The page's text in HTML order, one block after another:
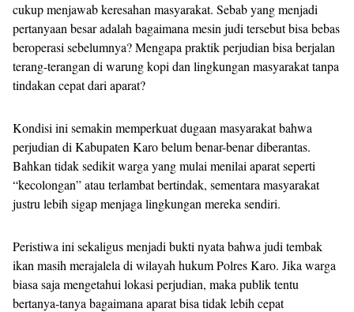
cukup menjawab keresahan masyarakat. Sebab yang menjadi
pertanyaan besar adalah bagaimana mesin judi tersebut bisa bebas
beroperasi sebelumnya? Mengapa praktik perjudian bisa berjalan
terang-terangan di warung kopi dan lingkungan masyarakat tanpa
tindakan cepat dari aparat?
Kondisi ini semakin memperkuat dugaan masyarakat bahwa
perjudian di Kabupaten Karo belum benar-benar diberantas.
Bahkan tidak sedikit warga yang mulai menilai aparat seperti
“kecolongan” atau terlambat bertindak, sementara masyarakat
justru lebih sigap menjaga lingkungan mereka sendiri.
Peristiwa ini sekaligus menjadi bukti nyata bahwa judi tembak
ikan masih merajalela di wilayah hukum Polres Karo. Jika warga
biasa saja mengetahui lokasi perjudian, maka publik tentu
bertanya-tanya bagaimana aparat bisa tidak lebih cepat